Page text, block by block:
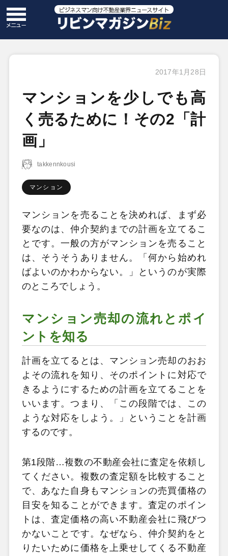
2017年1月28日
マンションを少しでも高
く売るために！その2「計
画」
takkennkousi
マンション
マンションを売ることを決めれば、まず必
要なのは、仲介契約までの計画を立てるこ
とです。一般の方がマンションを売ること
は、そうそうありません。「何から始めれ
ばよいのかわからない。」というのが実際
のところでしょう。
マンション売却の流れとポイ
ントを知る
計画を立てるとは、マンション売却のおお
よその流れを知り、そのポイントに対応で
きるようにするための計画を立てることを
いいます。つまり、「この段階では、この
ような対応をしよう。」ということを計画
するのです。
第1段階…複数の不動産会社に査定を依頼し
てください。複数の査定額を比較すること
で、あなた自身もマンションの売買価格の
目安を知ることができます。査定のポイン
トは、査定価格の高い不動産会社に飛びつ
かないことです。なぜなら、仲介契約をと
りたいために価格を上乗せしてくる不動産